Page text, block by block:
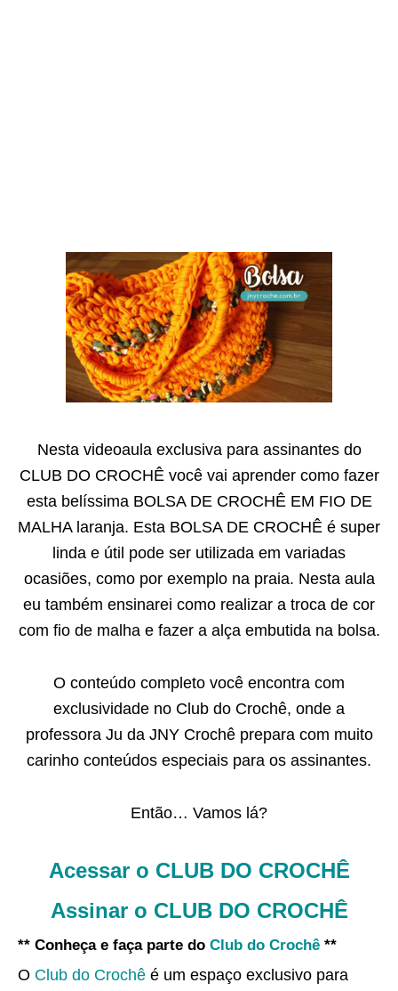
Nesta videoaula exclusiva para assinantes do
CLUB DO CROCHÊ você vai aprender como fazer
esta belíssima BOLSA DE CROCHÊ EM FIO DE
MALHA laranja. Esta BOLSA DE CROCHÊ é super
linda e útil pode ser utilizada em variadas
ocasiões, como por exemplo na praia. Nesta aula
eu também ensinarei como realizar a troca de cor
com fio de malha e fazer a alça embutida na bolsa.
O conteúdo completo você encontra com
exclusividade no Club do Crochê, onde a
professora Ju da JNY Crochê prepara com muito
carinho conteúdos especiais para os assinantes.
Então… Vamos lá?
Acessar o CLUB DO CROCHÊ
Assinar o CLUB DO CROCHÊ
** Conheça e faça parte do Club do Crochê **
O Club do Crochê é um espaço exclusivo para